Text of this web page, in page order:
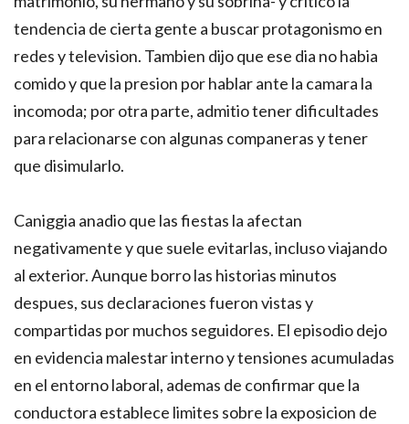
tendencia de cierta gente a buscar protagonismo en
redes y television. Tambien dijo que ese dia no habia
comido y que la presion por hablar ante la camara la
incomoda; por otra parte, admitio tener dificultades
para relacionarse con algunas companeras y tener
que disimularlo.
Caniggia anadio que las fiestas la afectan
negativamente y que suele evitarlas, incluso viajando
al exterior. Aunque borro las historias minutos
despues, sus declaraciones fueron vistas y
compartidas por muchos seguidores. El episodio dejo
en evidencia malestar interno y tensiones acumuladas
en el entorno laboral, ademas de confirmar que la
conductora establece limites sobre la exposicion de